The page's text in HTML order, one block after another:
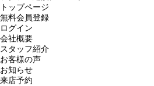
トップページ
無料会員登録
ログイン
会社概要
スタッフ紹介
お客様の声
お知らせ
来店予約